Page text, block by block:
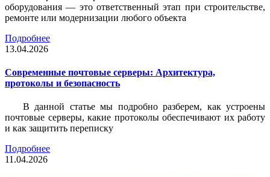
оборудования — это ответственный этап при строительстве,
ремонте или модернизации любого объекта
Подробнее
13.04.2026
Современные почтовые серверы: Архитектура,
протоколы и безопасность
В данной статье мы подробно разберем, как устроены
почтовые серверы, какие протоколы обеспечивают их работу
и как защитить переписку
Подробнее
11.04.2026